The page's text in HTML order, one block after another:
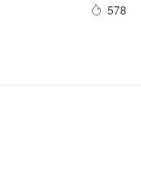
578
库